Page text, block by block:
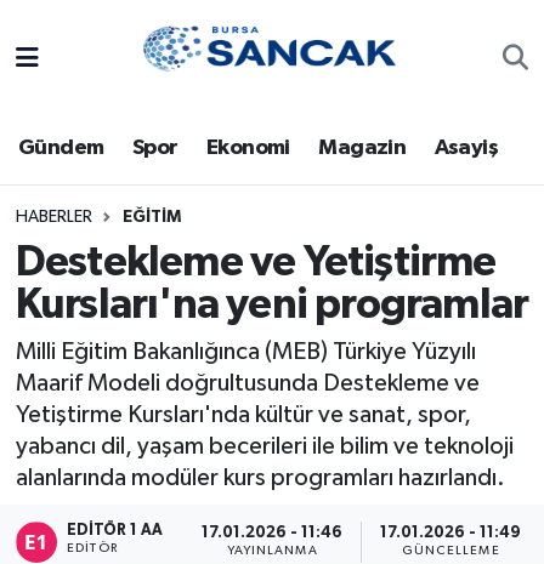
Gündem Spor Ekonomi Magazin Asayiş
HABERLER EĞITIM
Destekleme ve Yetiştirme
Kursları'na yeni programlar
Milli Eğitim Bakanlığınca (MEB) Türkiye Yüzyılı
Maarif Modeli doğrultusunda Destekleme ve
Yetiştirme Kursları'nda kültür ve sanat, spor,
yabancı dil, yaşam becerileri ile bilim ve teknoloji
alanlarında modüler kurs programları hazırlandı.
EDITÖR 1 AA
EDITÖR
17.01.2026 - 11:46
YAYINLANMA
17.01.2026 - 11:49
GÜNCELLEME
Bursa
Dünya
Eğitim
Ekonomi
Genel
Gündem
Magazin
Trafik Durumu
Süper Lig Puan Durumu ve Fikstür
Tüm Manşetler
Son Dakika Haberleri
Haber Arşivi